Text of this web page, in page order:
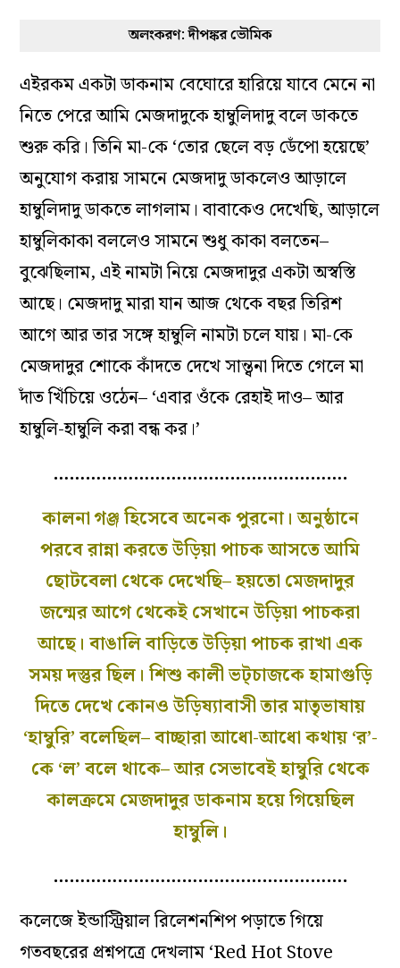
অলংকরণ: দীপঙ্কর ভৌমিক
এইরকম একটা ডাকনাম বেঘোরে হারিয়ে যাবে মেনে না
নিতে পেরে আমি মেজদাদুকে হাম্বুলিদাদু বলে ডাকতে
শুরু করি। তিনি মা-কে ‘তোর ছেলে বড় ডেঁপো হয়েছে’
অনুযোগ করায় সামনে মেজদাদু ডাকলেও আড়ালে
হাম্বুলিদাদু ডাকতে লাগলাম। বাবাকেও দেখেছি, আড়ালে
হাম্বুলিকাকা বললেও সামনে শুধু কাকা বলতেন–
বুঝেছিলাম, এই নামটা নিয়ে মেজদাদুর একটা অস্বস্তি
আছে। মেজদাদু মারা যান আজ থেকে বছর তিরিশ
আগে আর তার সঙ্গে হাম্বুলি নামটা চলে যায়। মা-কে
মেজদাদুর শোকে কাঁদতে দেখে সান্ত্বনা দিতে গেলে মা
দাঁত খিঁচিয়ে ওঠেন– ‘এবার ওঁকে রেহাই দাও– আর
হাম্বুলি-হাম্বুলি করা বন্ধ কর।’
……………………………………………….
কালনা গঞ্জ হিসেবে অনেক পুরনো। অনুষ্ঠানে
পরবে রান্না করতে উড়িয়া পাচক আসতে আমি
ছোটবেলা থেকে দেখেছি– হয়তো মেজদাদুর
জন্মের আগে থেকেই সেখানে উড়িয়া পাচকরা
আছে। বাঙালি বাড়িতে উড়িয়া পাচক রাখা এক
সময় দস্তুর ছিল। শিশু কালী ভট্চাজকে হামাগুড়ি
দিতে দেখে কোনও উড়িষ্যাবাসী তার মাতৃভাষায়
‘হাম্বুরি’ বলেছিল– বাচ্ছারা আধো-আধো কথায় ‘র’-
কে ‘ল’ বলে থাকে– আর সেভাবেই হাম্বুরি থেকে
কালক্রমে মেজদাদুর ডাকনাম হয়ে গিয়েছিল
হাম্বুলি।
……………………………………………….
কলেজে ইন্ডাস্ট্রিয়াল রিলেশনশিপ পড়াতে গিয়ে
গতবছরের প্রশ্নপত্রে দেখলাম ‘Red Hot Stove